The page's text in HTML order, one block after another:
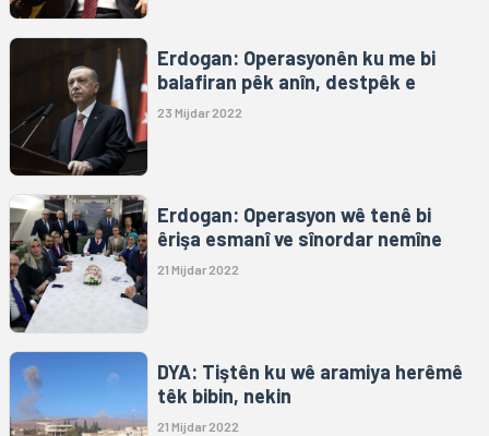
Erdogan: Operasyonên ku me bi
balafiran pêk anîn, destpêk e
23 Mijdar 2022
Erdogan: Operasyon wê tenê bi
êrişa esmanî ve sînordar nemîne
21 Mijdar 2022
DYA: Tiştên ku wê aramiya herêmê
têk bibin, nekin
21 Mijdar 2022